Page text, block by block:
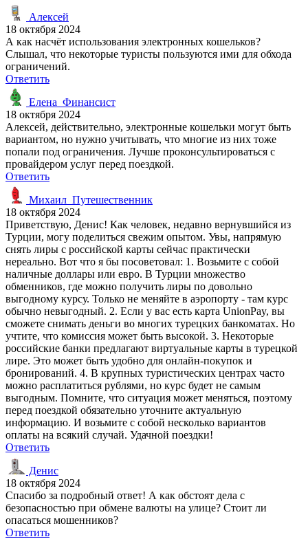
Алексей
18 октября 2024
А как насчёт использования электронных кошельков?
Слышал, что некоторые туристы пользуются ими для обхода
ограничений.
Ответить
Елена_Финансист
18 октября 2024
Алексей, действительно, электронные кошельки могут быть
вариантом, но нужно учитывать, что многие из них тоже
попали под ограничения. Лучше проконсультироваться с
провайдером услуг перед поездкой.
Ответить
Михаил_Путешественник
18 октября 2024
Приветствую, Денис! Как человек, недавно вернувшийся из
Турции, могу поделиться свежим опытом. Увы, напрямую
снять лиры с российской карты сейчас практически
нереально. Вот что я бы посоветовал: 1. Возьмите с собой
наличные доллары или евро. В Турции множество
обменников, где можно получить лиры по довольно
выгодному курсу. Только не меняйте в аэропорту - там курс
обычно невыгодный. 2. Если у вас есть карта UnionPay, вы
сможете снимать деньги во многих турецких банкоматах. Но
учтите, что комиссия может быть высокой. 3. Некоторые
российские банки предлагают виртуальные карты в турецкой
лире. Это может быть удобно для онлайн-покупок и
бронирований. 4. В крупных туристических центрах часто
можно расплатиться рублями, но курс будет не самым
выгодным. Помните, что ситуация может меняться, поэтому
перед поездкой обязательно уточните актуальную
информацию. И возьмите с собой несколько вариантов
оплаты на всякий случай. Удачной поездки!
Ответить
Денис
18 октября 2024
Спасибо за подробный ответ! А как обстоят дела с
безопасностью при обмене валюты на улице? Стоит ли
опасаться мошенников?
Ответить